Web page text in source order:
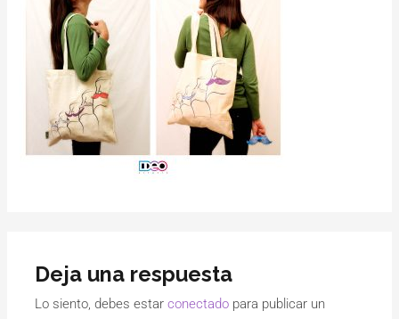
Deja una respuesta
Lo siento, debes estarconectado para publicar un